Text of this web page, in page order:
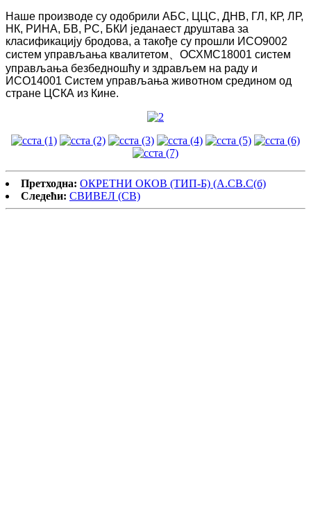
Наше производе су одобрили АБС, ЦЦС, ДНВ, ГЛ, КР, ЛР,
НК, РИНА, БВ, РС, БКИ једанаест друштава за
класификацију бродова, а такође су прошли ИСО9002
систем управљања квалитетом、ОСХМС18001 систем
управљања безбедношћу и здрављем на раду и
ИСО14001 Систем управљања животном средином од
стране ЦСКА из Кине.
Претходна: ОКРЕТНИ ОКОВ (ТИП-Б) (А.СВ.С(б)
Следећи: СВИВЕЛ (СВ)